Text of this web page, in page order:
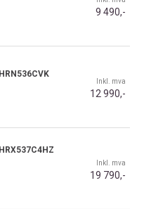
9 490,-
Inkl. mva
12 990,-
Inkl. mva
19 790,-